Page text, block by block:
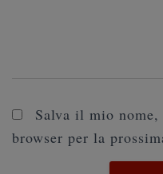
Salva il mio
browser per la